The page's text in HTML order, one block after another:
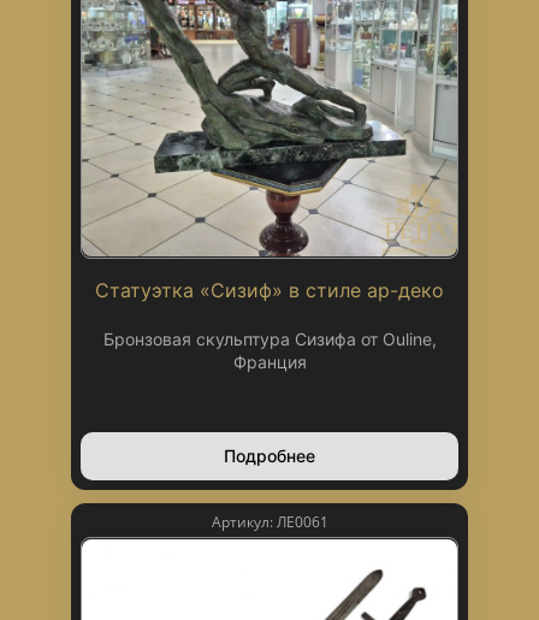
Статуэтка «Сизиф» в стиле ар-деко
Бронзовая скульптура Сизифа от Ouline,
Франция
Подробнее
Артикул: ЛЕ0061